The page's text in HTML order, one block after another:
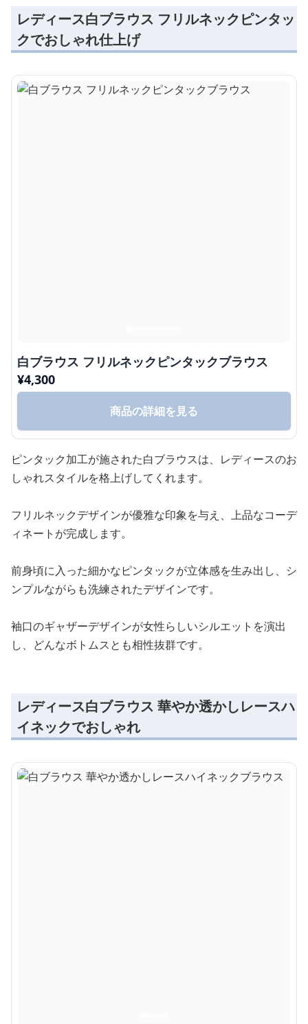
レディース白ブラウス フリルネックピンタッ
クでおしゃれ仕上げ
白ブラウス フリルネックピンタックブラウス
¥4,300
商品の詳細を見る
ピンタック加工が施された白ブラウスは、レディースのお
しゃれスタイルを格上げしてくれます。
フリルネックデザインが優雅な印象を与え、上品なコーデ
ィネートが完成します。
前身頃に入った細かなピンタックが立体感を生み出し、シ
ンプルながらも洗練されたデザインです。
袖口のギャザーデザインが女性らしいシルエットを演出
し、どんなボトムスとも相性抜群です。
レディース白ブラウス 華やか透かしレースハ
イネックでおしゃれ